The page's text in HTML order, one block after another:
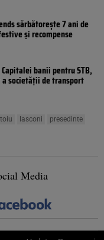
sărbătorește 7 ani de
și recompense
banii pentru STB,
societății de transport
lasconi
presedinte
Media